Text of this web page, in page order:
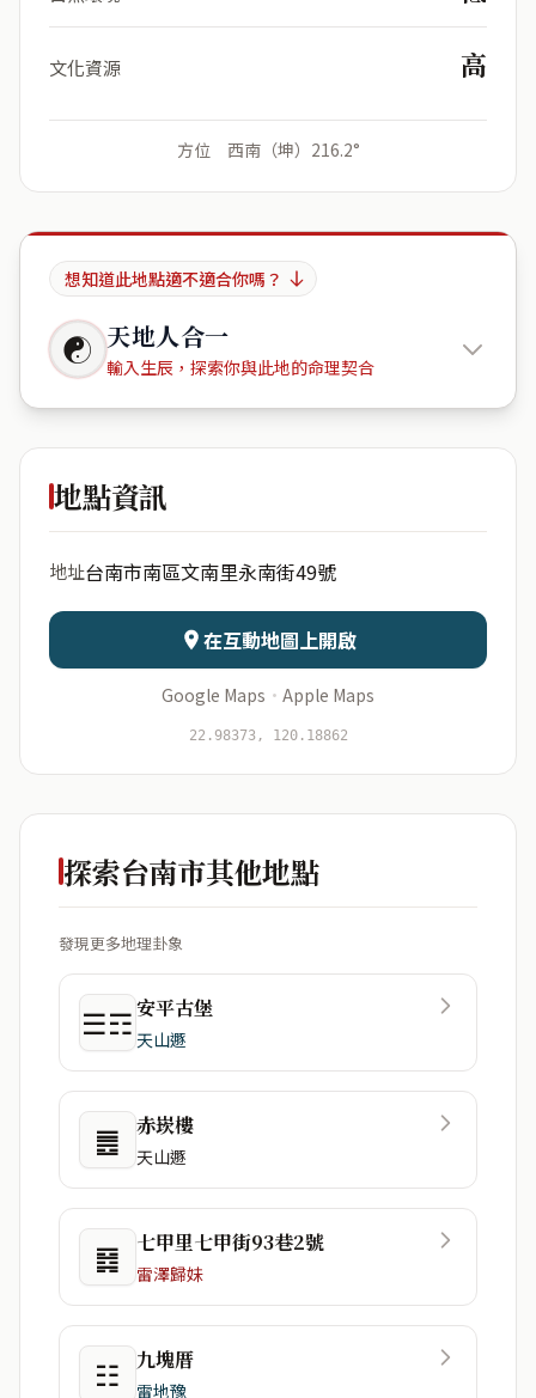
文化資源 高
方位 西南（坤）216.2°
想知道此地點適不適合你嗎？
☯ 天地人合一
輸入生辰，探索你與此地的命理契合
台灣台南
日期 出生時辰
資料僅用於即時分析，不會儲存於伺服器
地點資訊
地址台南市南區文南里永南街49號
在互動地圖上開啟
Google Maps · Apple Maps
22.98373, 120.18862
探索台南市其他地點
發現更多地理卦象
☰☶安平古堡
天山遯
䷌ 赤崁樓
天山遯
䷿ 七甲里七甲街93巷2號
雷澤歸妹
☷ 九塊厝
雷地豫